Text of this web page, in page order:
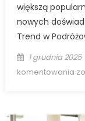
większą
nowych
Trend w
Posted
on
1 grudnia 2025
komentowania